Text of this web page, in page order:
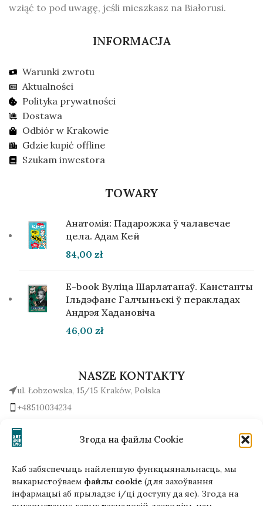
Згода на файлы Cookie
Каб забяспечыць найлепшую функцыянальнасць, мы
выкарыстоўваем файлы cookie (для захоўвання
інфармацыі аб прыладзе і/ці доступу да яе). Згода на
Гэтая версія сайта створана
wziąć to pod uwagę, jeśli mieszkasz na Białorusi.
INFORMACJA
Warunki zwrotu
Aktualności
Polityka prywatności
Dostawa
Odbiór w Krakowie
Gdzie kupić offline
Szukam inwestora
TOWARY
Анатомія: Падарожжа ў чалавечае
цела. Адам Кей
84,00 zł
E-book Вуліца Шарлатанаў. Канстанты
Ільдэфанс Галчыньскі ў перакладах
Андрэя Хадановіча
46,00 zł
NASZE KONTAKTY
ul. Łobzowska, 15/15 Kraków, Polska
+48510034234
Napisz do nas!